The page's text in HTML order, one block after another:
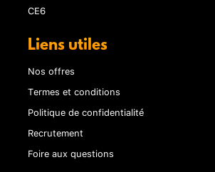
CE6
Liens utiles
Nos offres
Termes et conditions
Politique de confidentialité
Recrutement
Foire aux questions